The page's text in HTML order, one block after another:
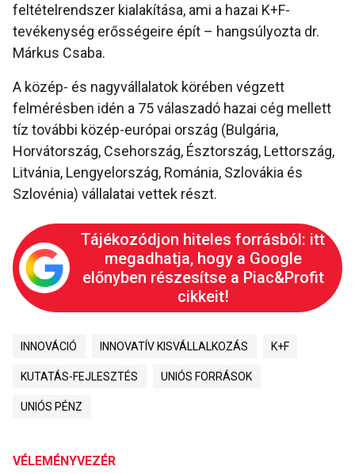
feltételrendszer kialakítása, ami a hazai K+F-
tevékenység erősségeire épít – hangsúlyozta dr.
Márkus Csaba.
A közép- és nagyvállalatok körében végzett
felmérésben idén a 75 válaszadó hazai cég mellett
tíz további közép-európai ország (Bulgária,
Horvátország, Csehország, Észtország, Lettország,
Litvánia, Lengyelország, Románia, Szlovákia és
Szlovénia) vállalatai vettek részt.
Tájékozódjon hiteles forrásból: itt
megadhatja, hogy a Google
előnyben részesítse a Piac&Profit
cikkeit!
INNOVÁCIÓ INNOVATÍV KISVÁLLALKOZÁS K+F
KUTATÁS-FEJLESZTÉS UNIÓS FORRÁSOK
UNIÓS PÉNZ
VÉLEMÉNYVEZÉR